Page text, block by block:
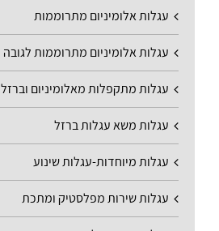
עגלות אלומיניום מתרוממות
עגלות אלומיניום מתרוממות לגובה
עגלות מתקפלות מאלומיניום וברזל
עגלות משא עגלות ברזל
עגלות מיוחדות-עגלות שינוע
עגלות שירות מפלסטיק ומתכת